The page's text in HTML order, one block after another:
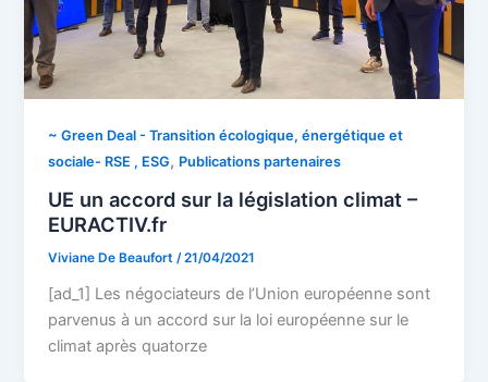
~ Green Deal - Transition écologique, énergétique et
sociale- RSE , ESG, Publications partenaires
UE un accord sur la législation climat –
EURACTIV.fr
Viviane De Beaufort/21/04/2021
[ad_1] Les négociateurs de l’Union européenne sont
parvenus à un accord sur la loi européenne sur le
climat après quatorze